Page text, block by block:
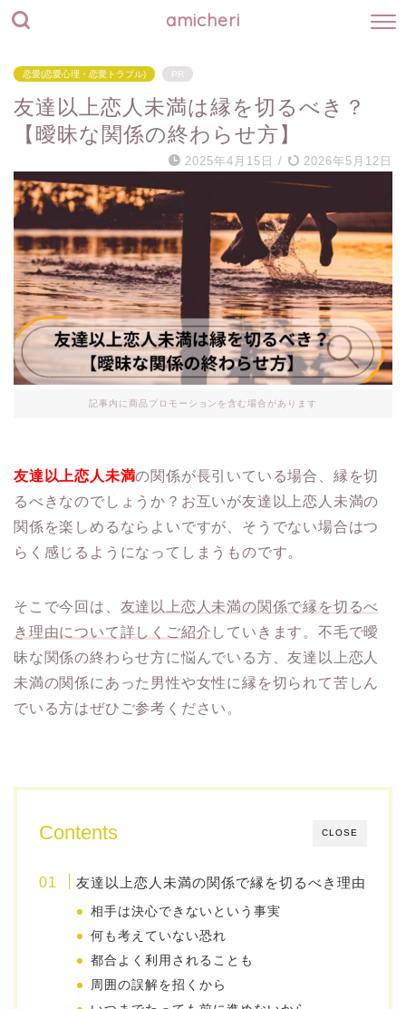
amicheri
恋愛(恋愛心理・恋愛トラブル) PR
友達以上恋人未満は縁を切るべき？
【曖昧な関係の終わらせ方】
2025年4月15日 / 2026年5月12日
記事内に商品プロモーションを含む場合があります
友達以上恋人未満の関係が長引いている場合、縁を切
るべきなのでしょうか？お互いが友達以上恋人未満の
関係を楽しめるならよいですが、そうでない場合はつ
らく感じるようになってしまうものです。
そこで今回は、 友達以上恋人未満の関係で縁を切るべ
き理由について詳しくご紹介 していきます。不毛で曖
昧な関係の終わらせ方に悩んでいる方、友達以上恋人
未満の関係にあった男性や女性に縁を切られて苦しん
でいる方はぜひご参考ください。
CLOSE
Contents
友達以上恋人未満の関係で縁を切るべき理由
相手は決心できないという事実
何も考えていない恐れ
都合よく利用されることも
周囲の誤解を招くから